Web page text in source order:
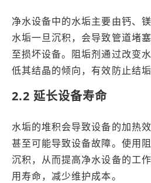
净水设备中的水垢主要由钙、
水垢一旦沉积，会导致管道堵
至损坏设备。阻垢剂通过改变
低其结晶的倾向，有效防止结垢
2.2 延长设备寿命
水垢的堆积会导致设备的加热
甚至可能导致设备故障。使用
沉积，从而提高净水设备的工
用寿命，减少维护成本。